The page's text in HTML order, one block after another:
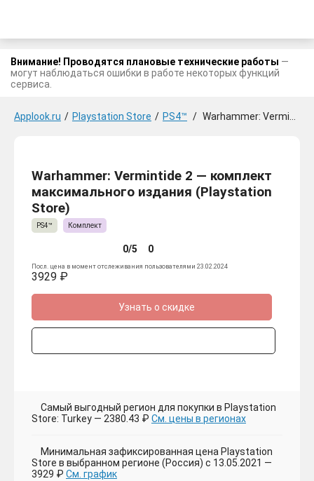
Внимание! Проводятся плановые технические работы —
могут наблюдаться ошибки в работе некоторых функций
сервиса.
Applook.ru / Playstation Store / PS4™ / Warhammer: Vermintide 2 — комплект максимального издания
Warhammer: Vermintide 2 — комплект
максимального издания (Playstation
Store)
PS4™ Комплект
0/5 0
Посл. цена в момент отслеживания пользователями 23.02.2024
3929 ₽
Узнать о скидке
Самый выгодный регион для покупки в Playstation
Store: Turkey — 2380.43 ₽ См. цены в регионах
Минимальная зафиксированная цена Playstation
Store в выбранном регионе (Россия) с 13.05.2021 —
3929 ₽ См. график